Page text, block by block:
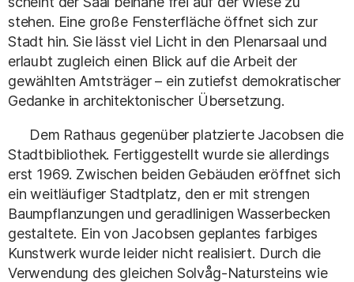
stehen. Eine große Fensterfläche öffnet sich zur
Stadt hin. Sie lässt viel Licht in den Plenarsaal und
erlaubt zugleich einen Blick auf die Arbeit der
gewählten Amtsträger – ein zutiefst demokratischer
Gedanke in architektonischer Übersetzung.
Dem Rathaus gegenüber platzierte Jacobsen die
Stadtbibliothek. Fertiggestellt wurde sie allerdings
erst 1969. Zwischen beiden Gebäuden eröffnet sich
ein weitläufiger Stadtplatz, den er mit strengen
Baumpflanzungen und geradlinigen Wasserbecken
gestaltete. Ein von Jacobsen geplantes farbiges
Kunstwerk wurde leider nicht realisiert. Durch die
Verwendung des gleichen Solvåg-Natursteins wie